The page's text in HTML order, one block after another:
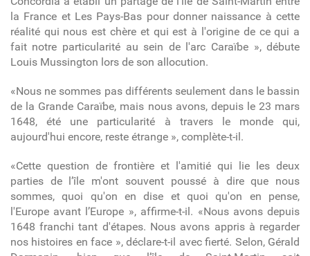
la France et Les Pays-Bas pour donner naissance à cette
réalité qui nous est chère et qui est à l'origine de ce qui a
fait notre particularité au sein de l'arc Caraïbe », débute
Louis Mussington lors de son allocution.
«Nous ne sommes pas différents seulement dans le bassin
de la Grande Caraïbe, mais nous avons, depuis le 23 mars
1648, été une particularité à travers le monde qui,
aujourd'hui encore, reste étrange », complète-t-il.
«Cette question de frontière et l'amitié qui lie les deux
parties de l’île m'ont souvent poussé à dire que nous
sommes, quoi qu'on en dise et quoi qu'on en pense,
l'Europe avant l’Europe », affirme-t-il. «Nous avons depuis
1648 franchi tant d'étapes. Nous avons appris à regarder
nos histoires en face », déclare-t-il avec fierté. Selon, Gérald